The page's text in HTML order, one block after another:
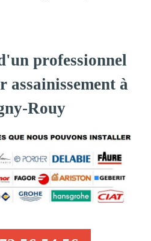
professionnel
assainissement à
Rouy